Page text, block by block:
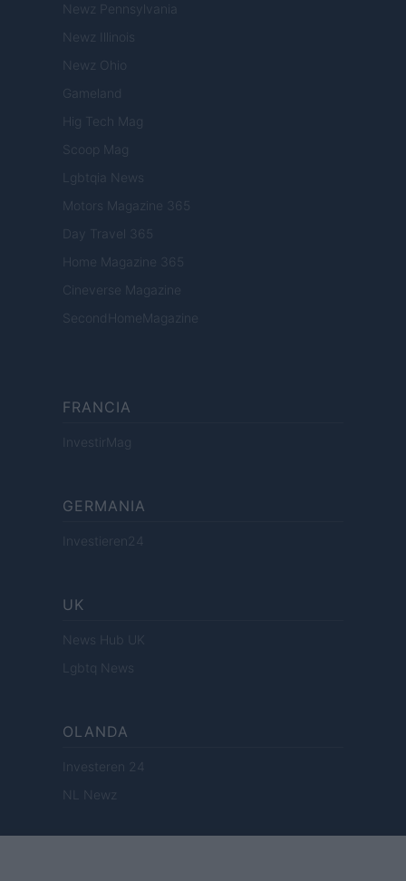
Newz Pennsylvania
Newz Illinois
Newz Ohio
Gameland
Hig Tech Mag
Scoop Mag
Lgbtqia News
Motors Magazine 365
Day Travel 365
Home Magazine 365
Cineverse Magazine
SecondHomeMagazine
FRANCIA
InvestirMag
GERMANIA
Investieren24
UK
News Hub UK
Lgbtq News
OLANDA
Investeren 24
NL Newz